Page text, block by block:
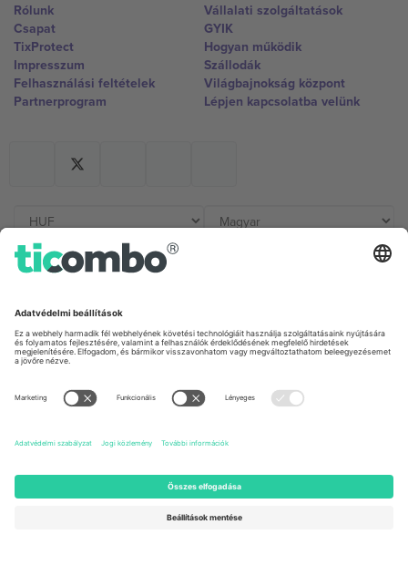
Rólunk
Csapat
TixProtect
Impresszum
Felhasználási feltételek
Partnerprogram
Vállalati szolgáltatások
GYIK
Hogyan működik
Szállodák
Világbajnokság központ
Lépjen kapcsolatba velünk
Germany
Unter den Linden 24, 10117
Berlin, Germany
United Kingdom
167 City Road, London, Greater
Newark, Delaware 19713, United
States
Engelberg, Switzerland